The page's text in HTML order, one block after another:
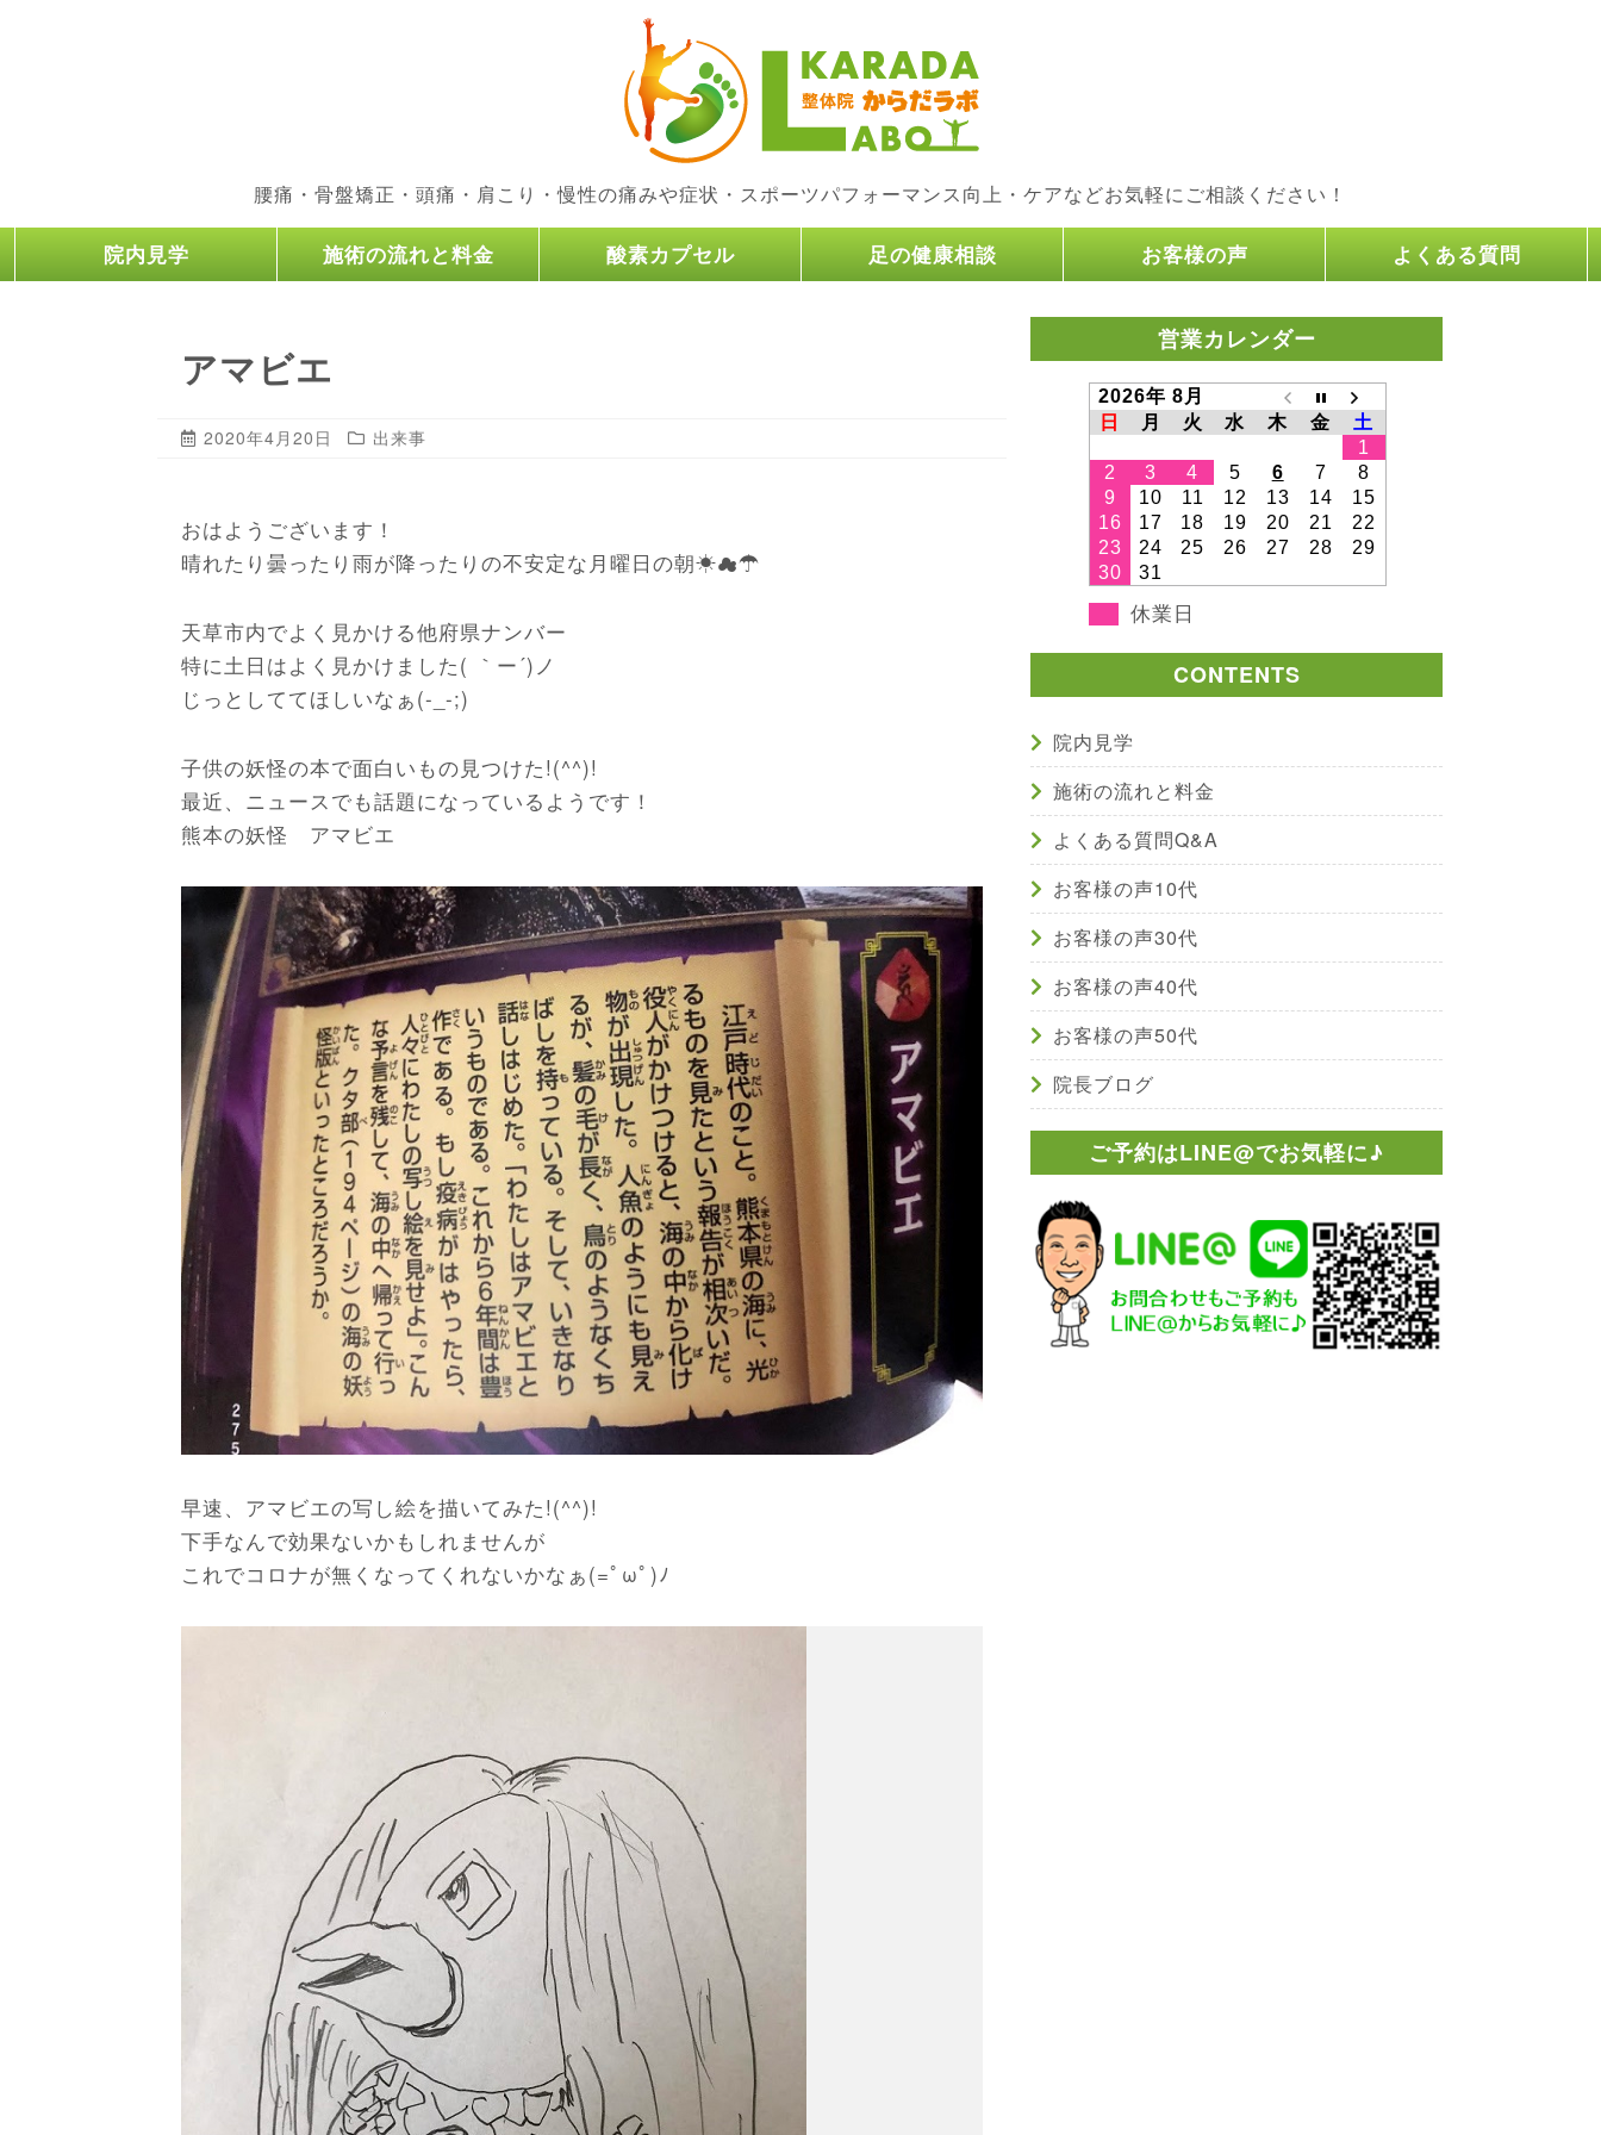
腰痛・骨盤矯正・頭痛・肩こり・慢性の痛みや症状・スポーツパフォーマンス向上・ケアなどお気軽にご相談ください！
院内見学 施術の流れと料金 酸素カプセル 足の健康相談 お客様の声 よくある質問
アマビエ
2020年4月20日 出来事
おはようございます！
晴れたり曇ったり雨が降ったりの不安定な月曜日の朝☀☁☂
天草市内でよく見かける他府県ナンバー
特に土日はよく見かけました( ｀ー´)ノ
じっとしててほしいなぁ(-_-;)
子供の妖怪の本で面白いもの見つけた!(^^)!
最近、ニュースでも話題になっているようです！
熊本の妖怪 アマビエ
早速、アマビエの写し絵を描いてみた!(^^)!
下手なんで効果ないかもしれませんが
これでコロナが無くなってくれないかなぁ(=ﾟωﾟ)ﾉ
営業カレンダー
2026年 8月
日
月 火 水 木 金
土
1
2
3 4 5 6 7
8
9
10 11 12 13 14
15
16
17 18 19 20 21
22
23
24 25 26 27 28
29
30
31
休業日
CONTENTS
院内見学
施術の流れと料金
よくある質問Q&A
お客様の声10代
お客様の声30代
お客様の声40代
お客様の声50代
院長ブログ
ご予約はLINE@でお気軽に♪